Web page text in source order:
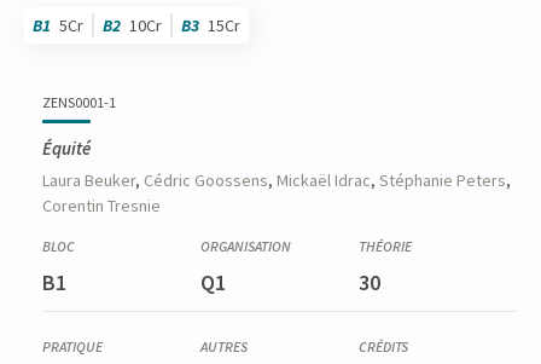
B1 5Cr B2 10Cr B3 15Cr
ZENS0001-1
Équité
Laura Beuker, Cédric Goossens, MickaëlIdrac, Stéphanie Peters,
Corentin Tresnie
B1 Q1 30